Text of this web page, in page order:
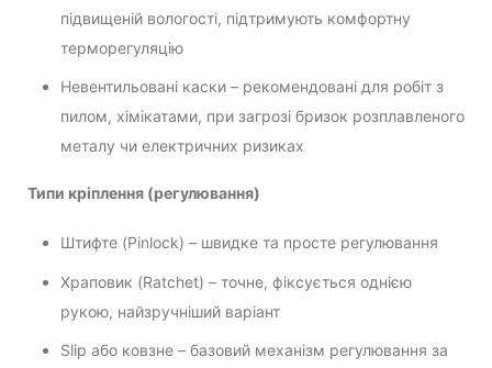
підвищеній вологості, підтримують комфортну
терморегуляцію
Невентильовані каски – рекомендовані для робіт з
пилом, хімікатами, при загрозі бризок розплавленого
металу чи електричних ризиках
Типи кріплення (регулювання)
Штифте (Pinlock) – швидке та просте регулювання
Храповик (Ratchet) – точне, фіксується однією
рукою, найзручніший варіант
Slip або ковзне – базовий механізм регулювання за